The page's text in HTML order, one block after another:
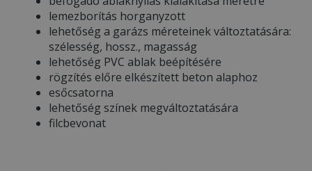
lemezborítás horganyzott
lehetőség a garázs méreteinek változtatására:
szélesség, hossz., magasság
lehetőség PVC ablak beépítésére
rögzítés előre elkészített beton alaphoz
esőcsatorna
lehetőség színek megváltoztatására
filcbevonat